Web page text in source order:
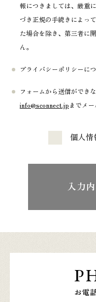
報につきましては、厳重
づき正規の手続きによっ
た場合を除き、第三者に
ん。
プライバシーポリシーに
フォームから送信ができ
info@sconnect.jp までメ
個人情
入力
お電